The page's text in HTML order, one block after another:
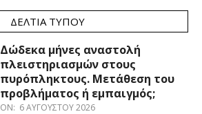
ΔΕΛΤΊΑ ΤΎΠΟΥ
Δώδεκα μήνες αναστολή
πλειστηριασμών στους
πυρόπληκτους. Μετάθεση του
προβλήματος ή εμπαιγμός;
ON: 6 ΑΥΓΟΎΣΤΟΥ 2026